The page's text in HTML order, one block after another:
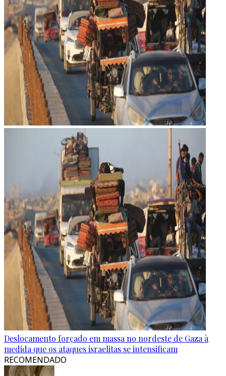
Deslocamento forçado em massa no nordeste de Gaza à
medida que os ataques israelitas se intensificam
RECOMENDADO